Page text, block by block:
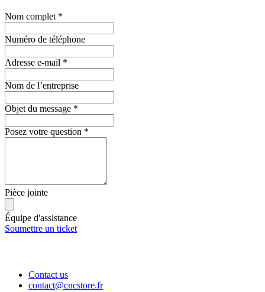
Nom complet *
Numéro de téléphone
Adresse e-mail *
Nom de l’entreprise
Objet du message *
Posez votre question *
Pièce jointe
Équipe d'assistance
Soumettre un ticket
Contact us
contact@cncstore.fr